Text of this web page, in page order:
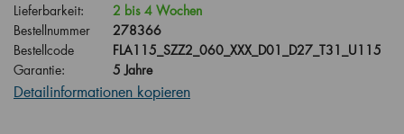
Lieferbarkeit:
2 bis 4 Wochen
Bestellnummer
278366
Bestellcode
FLA115_SZZ2_060_XXX_D01_D27_T31_U115
Garantie:
5 Jahre
Detailinformationen kopieren